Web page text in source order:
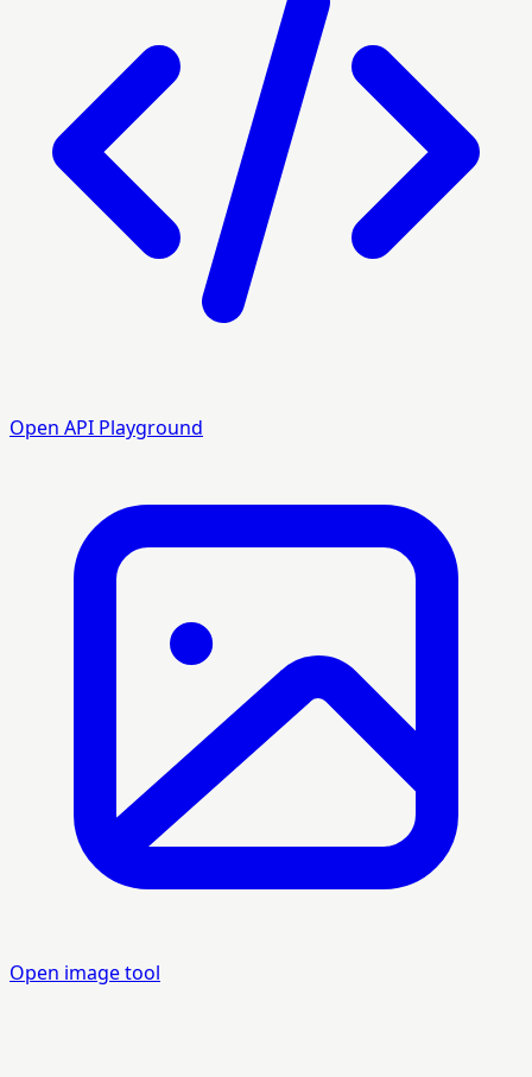
Open API Playground
Open image tool